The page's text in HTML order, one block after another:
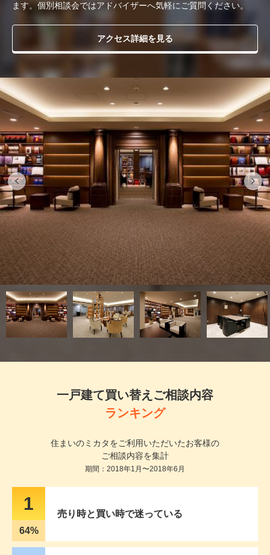
ます。個別相談会ではアドバイザーへ気軽にご質問ください。
アクセス詳細を見る
一戸建て買い替えご相談内容
ランキング
住まいのミカタをご利用いただいたお客様の
ご相談内容を集計
期間：2018年1月〜2018年6月
1
64%
売り時と買い時で迷っている